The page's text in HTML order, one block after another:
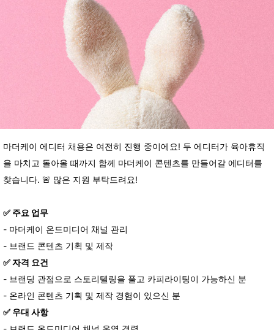
마더케이 에디터 채용은 여전히 진행 중이에요! 두 에디터가 육아휴직
을 마치고 돌아올 때까지 함께 마더케이 콘텐츠를 만들어갈 에디터를
찾습니다. 🚨 많은 지원 부탁드려요!
✅️ 주요 업무
- 마더케이 온드미디어 채널 관리
- 브랜드 콘텐츠 기획 및 제작
✅️자격 요건
- 브랜딩 관점으로 스토리텔링을 풀고 카피라이팅이 가능하신 분
- 온라인 콘텐츠 기획 및 제작 경험이 있으신 분
✅️ 우대 사항